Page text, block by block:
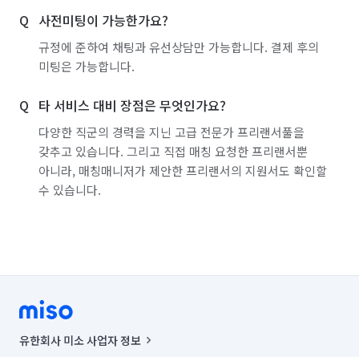
사전미팅이 가능한가요?
규정에 준하여 채팅과 유선상담만 가능합니다. 결제 후의
미팅은 가능합니다.
타 서비스 대비 장점은 무엇인가요?
다양한 직군의 경력을 지닌 고급 전문가 프리랜서풀을
갖추고 있습니다. 그리고 직접 매칭 요청한 프리랜서뿐
아니라, 매칭매니저가 제안한 프리랜서의 지원서도 확인할
수 있습니다.
유한회사 미소 사업자 정보